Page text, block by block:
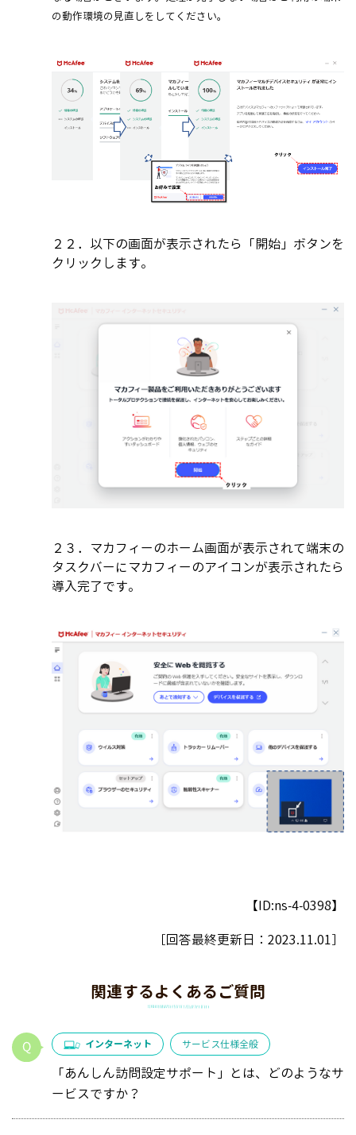
の動作環境の見直しをしてください。
２２．以下の画面が表示されたら「開始」ボタンを
クリックします。
２３．マカフィーのホーム画面が表示されて端末の
タスクバーにマカフィーのアイコンが表示されたら
導入完了です。
【ID:ns-4-0398】
［回答最終更新日： 2023.11.01］
関連するよくあるご質問
インターネット サービス仕様全般
「あんしん訪問設定サポート」とは、どのようなサ
ービスですか？